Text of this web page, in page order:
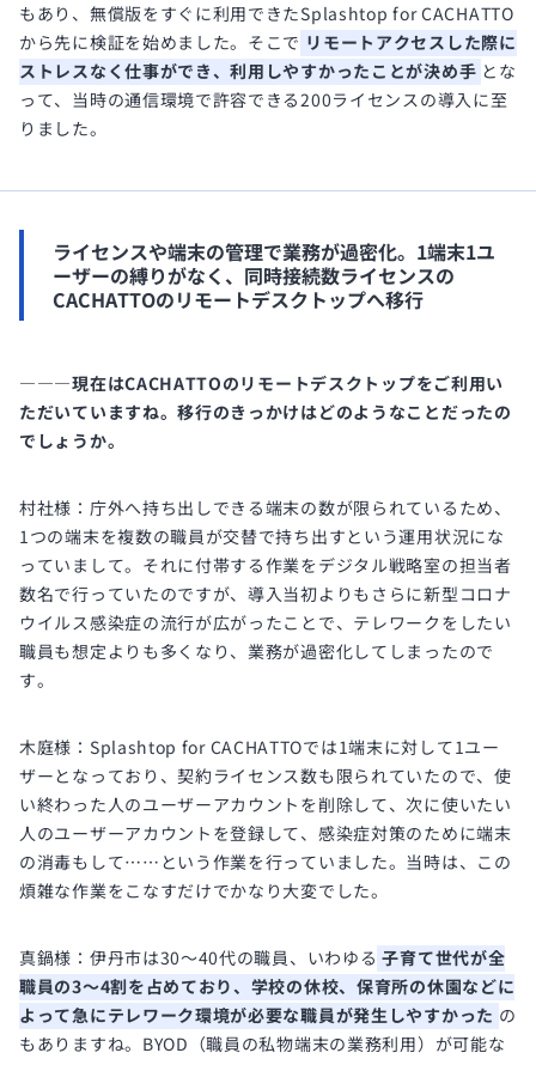
もあり、無償版をすぐに利用できたSplashtop for CACHATTO
から先に検証を始めました。そこで リモートアクセスした際に
ストレスなく仕事ができ、利用しやすかったことが決め手 とな
って、当時の通信環境で許容できる200ライセンスの導入に至
りました。
ライセンスや端末の管理で業務が過密化。1端末1ユ
ーザーの縛りがなく、同時接続数ライセンスの
CACHATTOのリモートデスクトップへ移行
―――現在はCACHATTOのリモートデスクトップをご利用い
ただいていますね。移行のきっかけはどのようなことだったの
でしょうか。
村社様：庁外へ持ち出しできる端末の数が限られているため、
1つの端末を複数の職員が交替で持ち出すという運用状況にな
っていまして。それに付帯する作業をデジタル戦略室の担当者
数名で行っていたのですが、導入当初よりもさらに新型コロナ
ウイルス感染症の流行が広がったことで、テレワークをしたい
職員も想定よりも多くなり、業務が過密化してしまったので
す。
木庭様：Splashtop for CACHATTOでは1端末に対して1ユー
ザーとなっており、契約ライセンス数も限られていたので、使
い終わった人のユーザーアカウントを削除して、次に使いたい
人のユーザーアカウントを登録して、感染症対策のために端末
の消毒もして……という作業を行っていました。当時は、この
煩雑な作業をこなすだけでかなり大変でした。
真鍋様：伊丹市は30～40代の職員、いわゆる 子育て世代が全
職員の3～4割を占めており、学校の休校、保育所の休園などに
よって急にテレワーク環境が必要な職員が発生しやすかった の
もありますね。BYOD（職員の私物端末の業務利用）が可能な